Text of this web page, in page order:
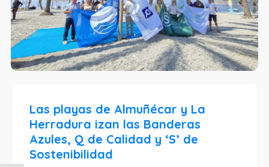
Las playas de Almuñécar y La
Herradura izan las Banderas
Azules, Q de Calidad y ‘S’ de
Sostenibilidad